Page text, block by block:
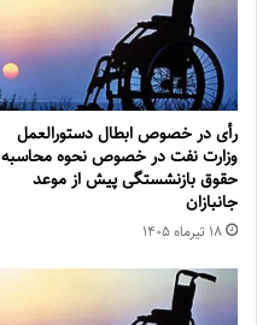
رأی در خصوص ابطال دستورالعمل
وزارت نفت در خصوص نحوه محاسبه
حقوق بازنشستگی پیش از موعد
جانبازان
۱۸ تیر‌ماه ۱۴۰۵